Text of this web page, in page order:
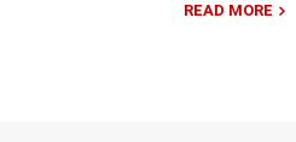
READ MORE